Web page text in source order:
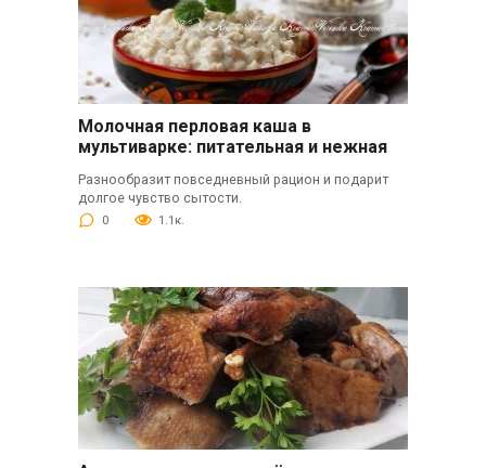
Молочная перловая каша в
мультиварке: питательная и нежная
Разнообразит повседневный рацион и подарит
долгое чувство сытости.
0 1.1к.